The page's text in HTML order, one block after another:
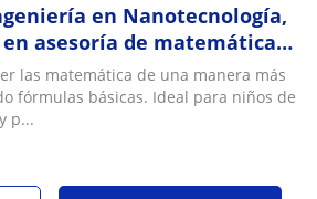
en Nanotecnología,
asesoría de matemáticas
las matemática de una manera más
fórmulas básicas. Ideal para niños de
p...